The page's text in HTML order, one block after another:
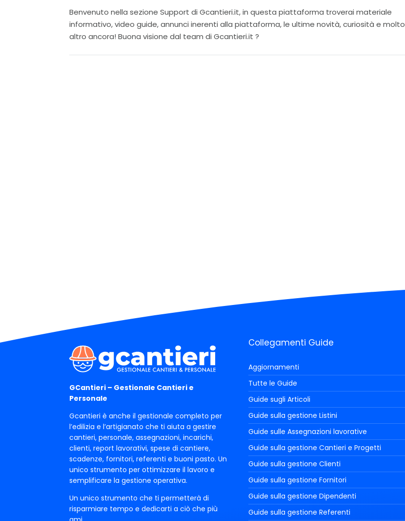
Benvenuto nella sezione Support di Gcantieri.it, in questa piattaforma troverai materiale
informativo, video guide, annunci inerenti alla piattaforma, le ultime novità, curiosità e molto
altro ancora! Buona visione dal team di Gcantieri.it ?
GCantieri – Gestionale Cantieri e
Personale
Gcantieri è anche il gestionale completo per
l’edilizia e l’artigianato che ti aiuta a gestire
cantieri, personale, assegnazioni, incarichi,
clienti, report lavorativi, spese di cantiere,
scadenze, fornitori, referenti e buoni pasto. Un
unico strumento per ottimizzare il lavoro e
semplificare la gestione operativa.
Un unico strumento che ti permetterà di
risparmiare tempo e dedicarti a ciò che più
Collegamenti Guide
Aggiornamenti
Tutte le Guide
Guide sugli Articoli
Guide sulla gestione Listini
Guide sulle Assegnazioni lavorative
Guide sulla gestione Cantieri e Progetti
Guide sulla gestione Clienti
Guide sulla gestione Fornitori
Guide sulla gestione Dipendenti
Guide sulla gestione Referenti